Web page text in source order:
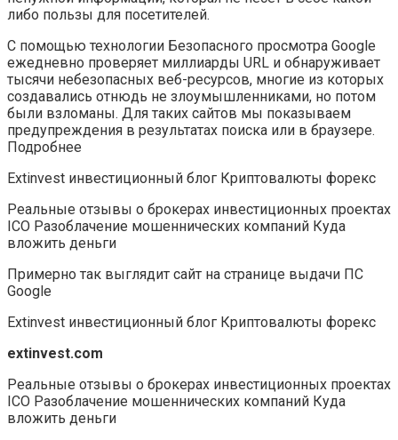
либо пользы для посетителей.
С помощью технологии Безопасного просмотра Google
ежедневно проверяет миллиарды URL и обнаруживает
тысячи небезопасных веб-ресурсов, многие из которых
создавались отнюдь не злоумышленниками, но потом
были взломаны. Для таких сайтов мы показываем
предупреждения в результатах поиска или в браузере.
Подробнее
Extinvest инвестиционный блог Криптовалюты форекс
Реальные отзывы о брокерах инвестиционных проектах
ICO Разоблачение мошеннических компаний Куда
вложить деньги
Примерно так выглядит сайт на странице выдачи ПС
Google
Extinvest инвестиционный блог Криптовалюты форекс
extinvest.com
Реальные отзывы о брокерах инвестиционных проектах
ICO Разоблачение мошеннических компаний Куда
вложить деньги